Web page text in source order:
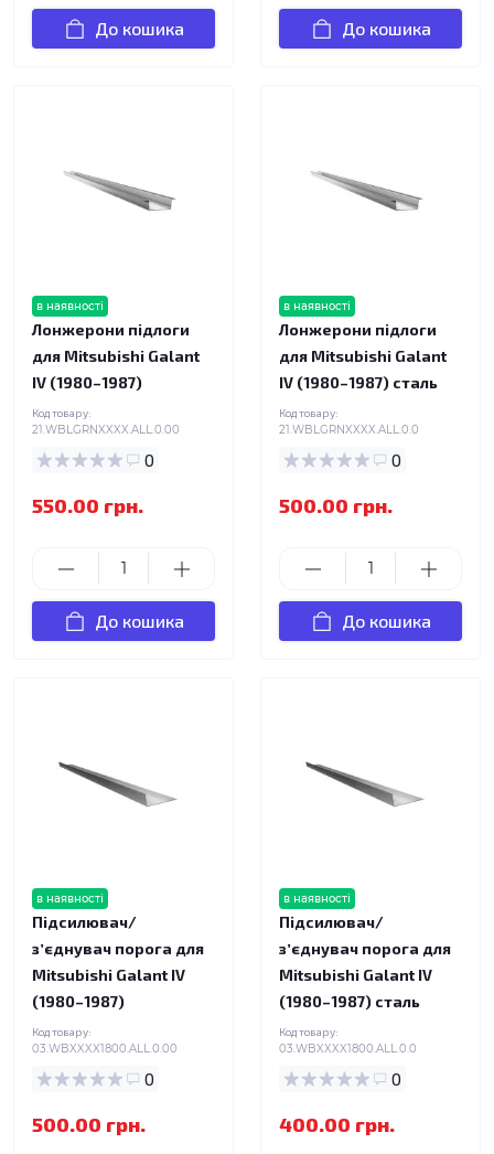
До кошика До кошика
в наявності
Лонжерони підлоги
для Mitsubishi Galant
IV (1980–1987)
Код товару:
21.WBLGRNXXXX.ALL.0.00
0
550.00 грн.
До кошика
в наявності
Лонжерони підлоги
для Mitsubishi Galant
IV (1980–1987) сталь
Код товару:
21.WBLGRNXXXX.ALL.0.0
0
500.00 грн.
До кошика
в наявності
Підсилювач/
зʼєднувач порога для
Mitsubishi Galant IV
(1980–1987)
Код товару:
03.WBXXXX1800.ALL.0.00
0
500.00 грн.
в наявності
Підсилювач/
зʼєднувач порога для
Mitsubishi Galant IV
(1980–1987) сталь
Код товару:
03.WBXXXX1800.ALL.0.0
0
400.00 грн.